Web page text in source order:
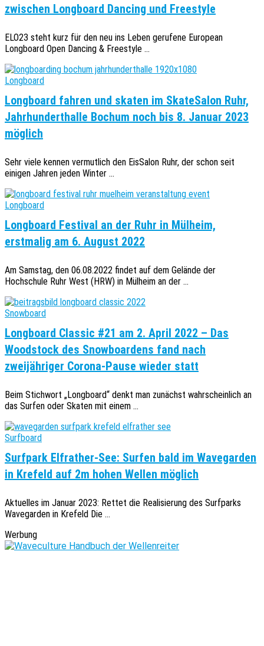
zwischen Longboard Dancing und Freestyle
ELO23 steht kurz für den neu ins Leben gerufene European
Longboard Open Dancing & Freestyle ...
Longboard
Longboard fahren und skaten im SkateSalon Ruhr,
Jahrhunderthalle Bochum noch bis 8. Januar 2023
möglich
Sehr viele kennen vermutlich den EisSalon Ruhr, der schon seit
einigen Jahren jeden Winter ...
Longboard
Longboard Festival an der Ruhr in Mülheim,
erstmalig am 6. August 2022
Am Samstag, den 06.08.2022 findet auf dem Gelände der
Hochschule Ruhr West (HRW) in Mülheim an der ...
Snowboard
Longboard Classic #21 am 2. April 2022 – Das
Woodstock des Snowboardens fand nach
zweijähriger Corona-Pause wieder statt
Beim Stichwort „Longboard“ denkt man zunächst wahrscheinlich an
das Surfen oder Skaten mit einem ...
Surfboard
Surfpark Elfrather-See: Surfen bald im Wavegarden
in Krefeld auf 2m hohen Wellen möglich
Aktuelles im Januar 2023: Rettet die Realisierung des Surfparks
Wavegarden in Krefeld Die ...
Werbung